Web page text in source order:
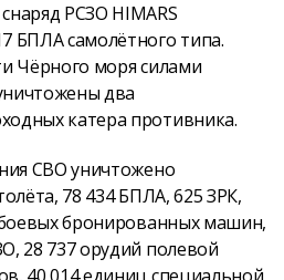
РСЗО HIMARS
БПЛА самолётного типа.
Чёрного моря силами
два
катера противника.
СВО уничтожено
78 434 БПЛА, 625 ЗРК,
бронированных машин,
28 737 орудий полевой